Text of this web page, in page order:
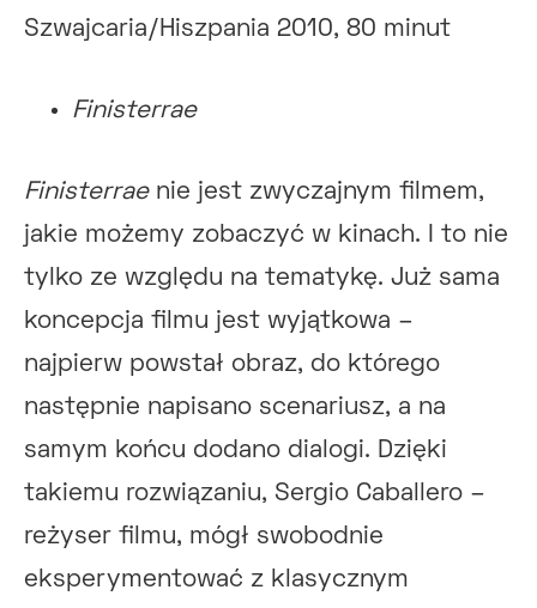
Szwajcaria/Hiszpania 2010, 80 minut
Finisterrae
Finisterraenie jest zwyczajnym filmem,
jakie możemy zobaczyć w kinach. I to nie
tylko ze względu na tematykę. Już sama
koncepcja filmu jest wyjątkowa –
najpierw powstał obraz, do którego
następnie napisano scenariusz, a na
samym końcu dodano dialogi. Dzięki
takiemu rozwiązaniu, Sergio Caballero –
reżyser filmu, mógł swobodnie
eksperymentować z klasycznym